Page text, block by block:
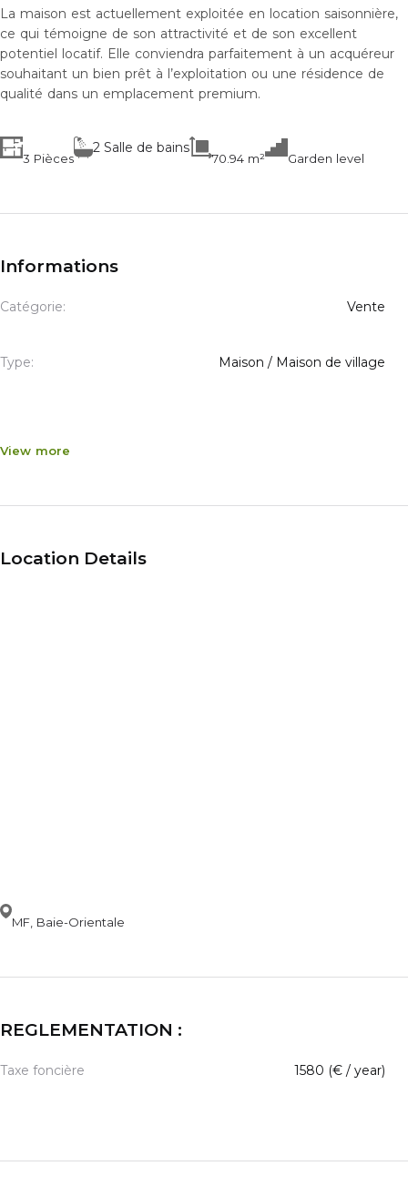
La maison est actuellement exploitée en location saisonnière,
ce qui témoigne de son attractivité et de son excellent
potentiel locatif. Elle conviendra parfaitement à un acquéreur
souhaitant un bien prêt à l’exploitation ou une résidence de
qualité dans un emplacement premium.
3 Pièces
2 Salle de bains
70.94 m² Garden level
Informations
Catégorie: Vente
Type: Maison / Maison de village
View more
Location Details
MF, Baie-Orientale
REGLEMENTATION :
Taxe foncière 1580 (€ / year)